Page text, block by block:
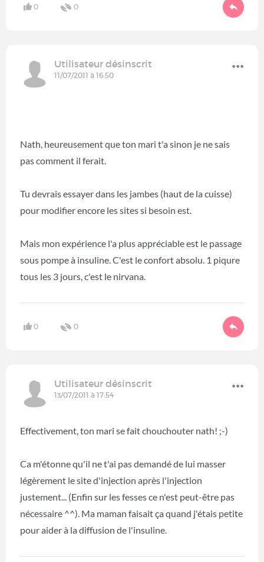
0 0
Utilisateur désinscrit
11/07/2011 à 16:50
Nath, heureusement que ton mari t'a sinon je ne sais
pas comment il ferait.
Tu devrais essayer dans les jambes (haut de la cuisse)
pour modifier encore les sites si besoin est.
Mais mon expérience l'a plus appréciable est le passage
sous pompe à insuline. C'est le confort absolu. 1 piqure
tous les 3 jours, c'est le nirvana.
0 0
Utilisateur désinscrit
13/07/2011 à 17:54
Effectivement, ton mari se fait chouchouter nath! ;-)
Ca m'étonne qu'il ne t'ai pas demandé de lui masser
légèrement le site d'injection après l'injection
justement... (Enfin sur les fesses ce n'est peut-être pas
nécessaire ^^). Ma maman faisait ça quand j'étais petite
pour aider à la diffusion de l'insuline.